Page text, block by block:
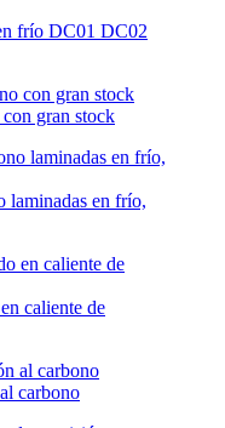
frío DC01 DC02
gran stock
laminadas en frío,
caliente de
carbono